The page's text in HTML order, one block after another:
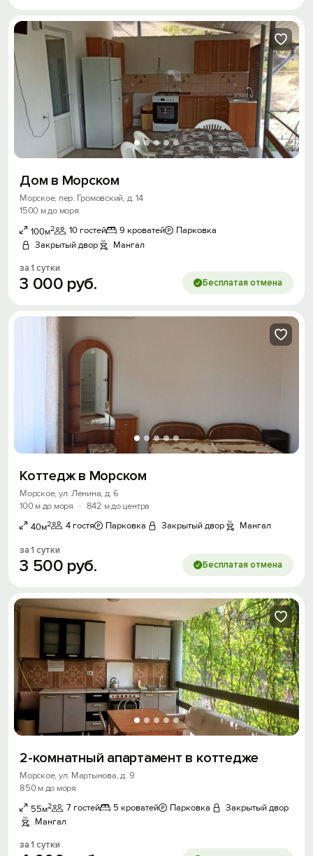
Дом в Морском
Морское, пер. Громовский, д. 14
1500 м до моря
100м2 10 гостей 9 кроватей
Парковка
Закрытый двор
Мангал
за 1 сутки
3 000 руб. Бесплатая отмена
Коттедж в Морском
Морское, ул. Ленина, д. 6
100 м до моря
· 842 м до центра
40м2 4 гостя Парковка Закрытый двор Мангал
за 1 сутки
3 500 руб. Бесплатая отмена
2-комнатный апартамент в коттедже
Морское, ул. Мартынова, д. 9
850 м до моря
55м2 7 гостей 5 кроватей Парковка
Закрытый двор
Мангал
за 1 сутки